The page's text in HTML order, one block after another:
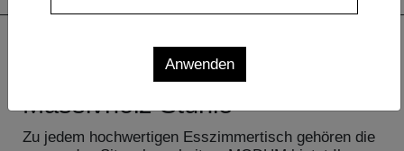
Massivholz Stühle
Zu jedem hochwertigen Esszimmertisch gehören die